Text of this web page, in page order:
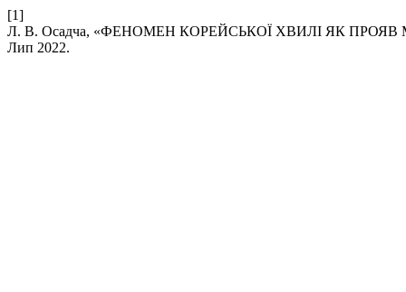
[1]
Л. В. Осадча, «ФЕНОМЕН КОРЕЙСЬКОЇ ХВИЛІ ЯК
Лип 2022.